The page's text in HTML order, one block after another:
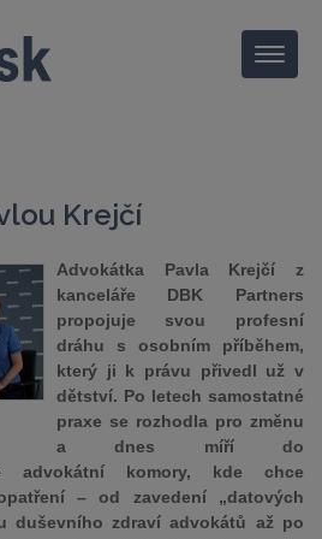
Menu
Krejčí
Advokátka Pavla Krejčí z
kanceláře DBK Partners
propojuje svou profesní
dráhu s osobním příběhem,
který ji k právu přivedl už v
dětství. Po letech samostatné
praxe se rozhodla pro změnu
a dnes míří do
advokátní komory, kde chce
– od zavedení „datových
duševního zdraví advokátů až po